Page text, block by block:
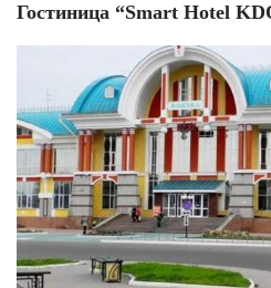
Гостиница “Smart Hotel